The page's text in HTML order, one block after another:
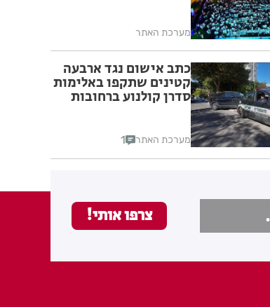
מערכת האתר
כתב אישום נגד ארבעה
קטינים שתקפו באלימות
סדרן קולנוע ברחובות
מערכת האתר 1